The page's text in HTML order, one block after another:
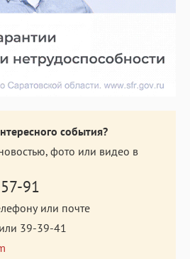
события?
фото или видео в
91
или почте
или 39-39-41